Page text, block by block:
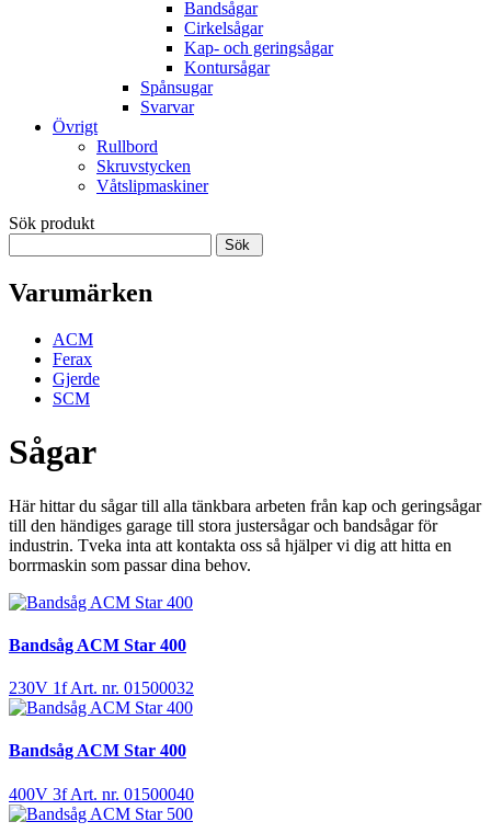
Bandsågar
Cirkelsågar
Kap- och geringsågar
Kontursågar
Spånsugar
Svarvar
Övrigt
Rullbord
Skruvstycken
Våtslipmaskiner
Sök produkt
Sök
Varumärken
ACM
Ferax
Gjerde
SCM
Sågar
Här hittar du sågar till alla tänkbara arbeten från kap och geringsågar
till den händiges garage till stora justersågar och bandsågar för
industrin. Tveka inta att kontakta oss så hjälper vi dig att hitta en
borrmaskin som passar dina behov.
Bandsåg ACM Star 400
230V 1f Art. nr. 01500032
Bandsåg ACM Star 400
400V 3f Art. nr. 01500040